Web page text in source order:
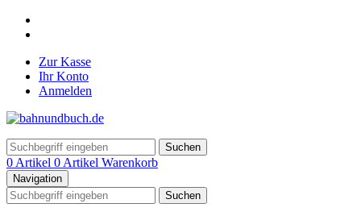
Zur Kasse
Ihr Konto
Anmelden
Suchen
0 Artikel 0 Artikel Warenkorb
Navigation
Suchen